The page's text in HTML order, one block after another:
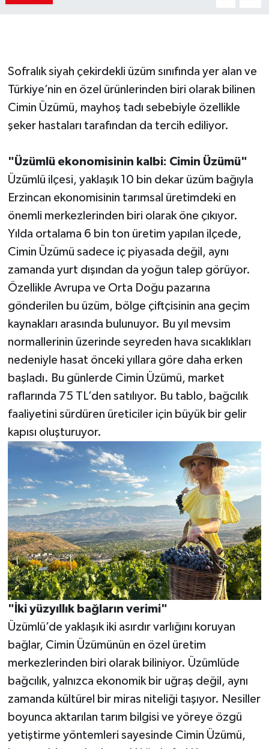
Sofralık siyah çekirdekli üzüm sınıfında yer alan ve
Türkiye’nin en özel ürünlerinden biri olarak bilinen
Cimin Üzümü, mayhoş tadı sebebiyle özellikle
şeker hastaları tarafından da tercih ediliyor.
"Üzümlü ekonomisinin kalbi: Cimin Üzümü"
Üzümlü ilçesi, yaklaşık 10 bin dekar üzüm bağıyla
Erzincan ekonomisinin tarımsal üretimdeki en
önemli merkezlerinden biri olarak öne çıkıyor.
Yılda ortalama 6 bin ton üretim yapılan ilçede,
Cimin Üzümü sadece iç piyasada değil, aynı
zamanda yurt dışından da yoğun talep görüyor.
Özellikle Avrupa ve Orta Doğu pazarına
gönderilen bu üzüm, bölge çiftçisinin ana geçim
kaynakları arasında bulunuyor. Bu yıl mevsim
normallerinin üzerinde seyreden hava sıcaklıkları
nedeniyle hasat önceki yıllara göre daha erken
başladı. Bu günlerde Cimin Üzümü, market
raflarında 75 TL’den satılıyor. Bu tablo, bağcılık
faaliyetini sürdüren üreticiler için büyük bir gelir
kapısı oluşturuyor.
"İki yüzyıllık bağların verimi"
Üzümlü’de yaklaşık iki asırdır varlığını koruyan
bağlar, Cimin Üzümünün en özel üretim
merkezlerinden biri olarak biliniyor. Üzümlüde
bağcılık, yalnızca ekonomik bir uğraş değil, aynı
zamanda kültürel bir miras niteliği taşıyor. Nesiller
boyunca aktarılan tarım bilgisi ve yöreye özgü
yetiştirme yöntemleri sayesinde Cimin Üzümü,